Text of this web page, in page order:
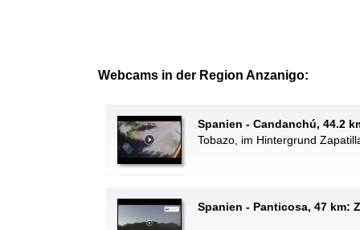
Webcams in der Region Anzanigo:
Spanien - Candanchú, 44.2
Tobazo, im Hintergrund
Spanien - Panticosa, 47 km: